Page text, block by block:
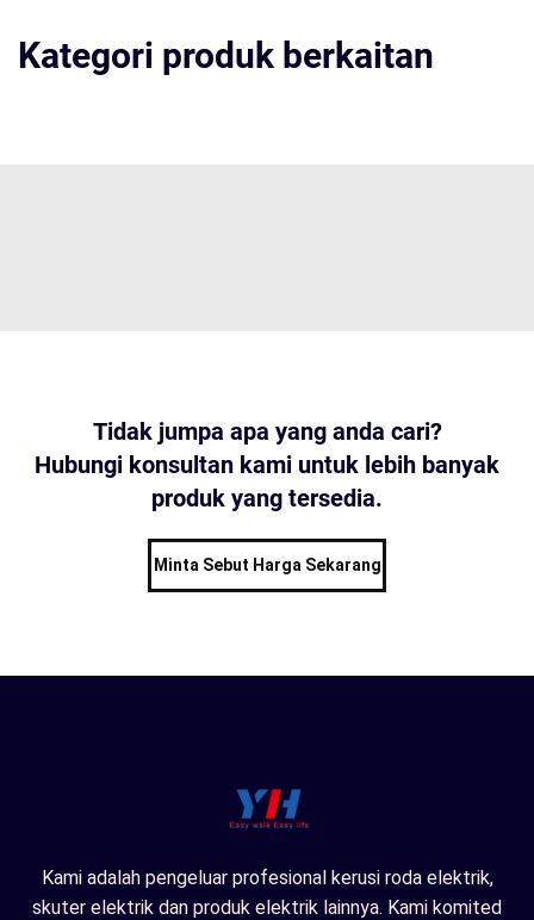
Kategori produk berkaitan
Tidak jumpa apa yang anda cari?
Hubungi konsultan kami untuk lebih banyak
produk yang tersedia.
Minta Sebut Harga Sekarang
Kami adalah pengeluar profesional kerusi roda elektrik,
skuter elektrik dan produk elektrik lainnya. Kami komited